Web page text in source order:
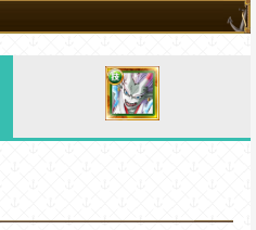
ットであ
きない)に
攻撃を3
なる)、必
応じて攻
ンの間打
]を含む
ットに変
短縮、有
撃力が
ミ、ウソ
通常時5.5
ャラは[連]
トの出現
回復する
の
よる攻撃
不利時0.5
た時
力上昇
て1ターン
プ、サン
ク、ジンベ